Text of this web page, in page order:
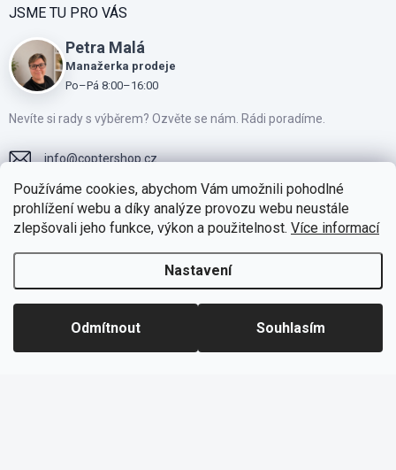
Používáme cookies, abychom Vám umožnili pohodlné
prohlížení webu a díky analýze provozu webu neustále
zlepšovali jeho funkce, výkon a použitelnost. Více informací
Nastavení
Odmítnout Souhlasím
JSME TU PRO VÁS
Petra Malá
Manažerka prodeje
Po–Pá 8:00–16:00
Nevíte si rady s výběrem? Ozvěte se nám. Rádi poradíme.
info@coptershop.cz
+420775810805
Přidejte se k našim fanouškům na Facebooku
https://www.instagram.com/coptershop.cz
Facebook
Skupina DJI CZ/SK
Skupina Drony CZ/SK
Skupina Drony CZ/SK - Bazar